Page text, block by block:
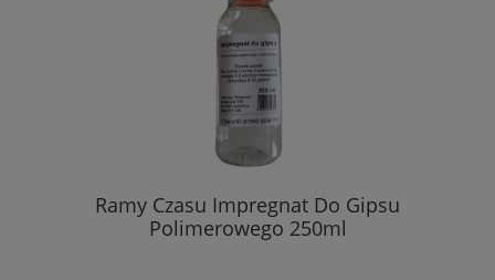
Ramy Czasu Impregnat Do Gipsu
Polimerowego 250ml